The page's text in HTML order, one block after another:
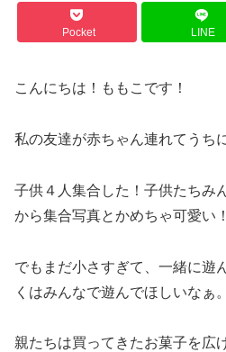
Pocket LINE
こんにちは！ももこです！
私の友達が赤ちゃん連れてうち
子供４人集合した！子供たちみ
から集合写真とかめちゃ可愛い！
でもまだ小さすぎて、一緒に遊
くはみんなで遊んでほしいなぁ。
親たちは買ってきたお菓子を広